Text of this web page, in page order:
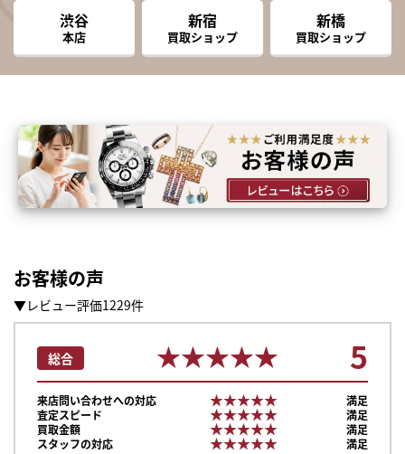
渋谷
本店
新宿
買取ショップ
新橋
買取ショップ
お客様の声
▼レビュー評価1229件
総合 ★★★★★
★★★★★ 5
来店問い合わせへの対応 ★★★★★
★★★★★
満足
査定スピード
★★★★★
★★★★★
満足
買取金額
★★★★★
★★★★★
満足
スタッフの対応
★★★★★
★★★★★ 満足